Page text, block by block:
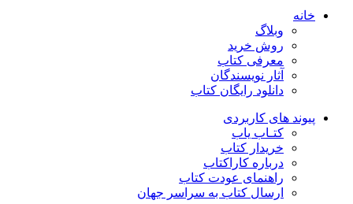
خانه
وبلاگ
روش خرید
معرفی کتاب
آثار نویسندگان
دانلود رایگان کتاب
پیوند های کاربردی
کتـاب یاب
خریدار کتاب
درباره کاراکتاب
راهنمای عودت کتاب
ارسال کتاب به سراسر جهان